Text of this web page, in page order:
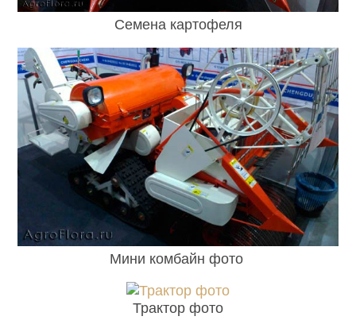
Семена картофеля
Мини комбайн фото
Трактор фото